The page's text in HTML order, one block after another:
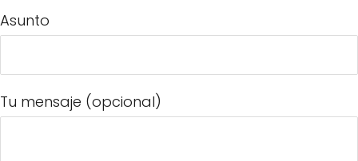
Asunto
Tu mensaje (opcional)